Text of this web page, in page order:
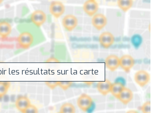
les résultats sur la carte